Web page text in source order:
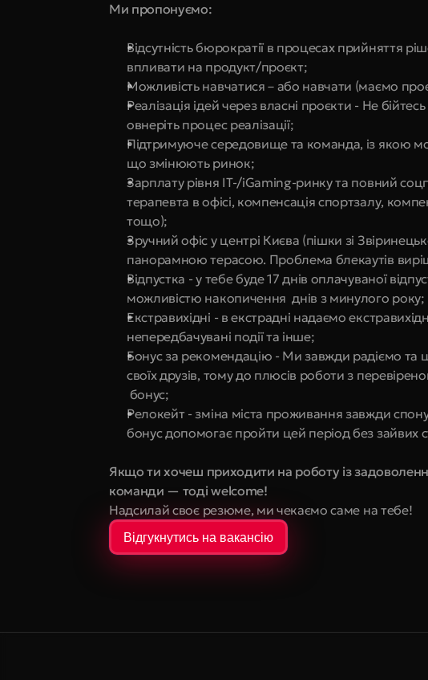
Ми пропонуємо:
Відсутність бюрократії в процесах прийняття
впливати на продукт/проєкт;
Можливість навчатися – або навчати (маємо
Реалізація ідей через власні проєкти - Не
овнеріть процес реалізації;
Підтримуюче середовище та команда, із якою
що змінюють ринок;
Зарплату рівня IT-/iGaming-ринку та повний
терапевта в офісі, компенсація спортзалу,
тощо);
Зручний офіс у центрі Києва (пішки зі
панорамною терасою. Проблема блекаутів
Відпустка - у тебе буде 17 днів оплачуваної
можливістю накопичення  днів з минулого року;
Екстравихідні - в екстрадні надаємо
непередбачувані події та інше;
Бонус за рекомендацію - Ми завжди радіємо та
своїх друзів, тому до плюсів роботи з
бонус;
Релокейт - зміна міста проживання завжди
бонус допомогає пройти цей період без зайвих
Якщо ти хочеш приходити на роботу із
команди — тоді welcome!
Надсилай своє резюме, ми чекаємо саме на тебе!
Відгукнутись на вакансію